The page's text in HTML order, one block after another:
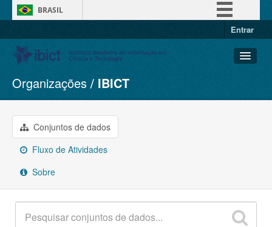
BRASIL
Entrar
Conjuntos de dados
Organizações
Grupos
Sobre
Organizações IBICT
Conjuntos de dados
Fluxo de Atividades
Sobre